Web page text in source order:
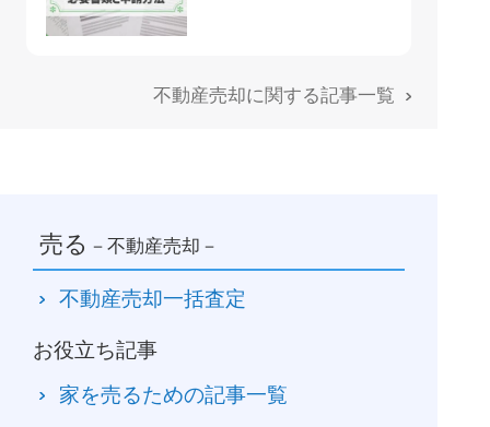
法
不動産売却に関する記事一覧
売る －不動産売却－
不動産売却一括査定
お役立ち記事
家を売るための記事一覧